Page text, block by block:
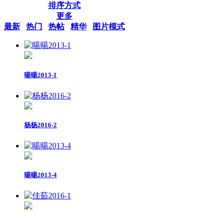
排序方式
更多
最新
热门 热帖 精华 图片模式
暘暘2013-1
杨杨2016-2
暘暘2013-4